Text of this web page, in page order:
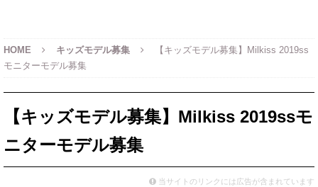
HOME キッズモデル募集
【キッズモデル募集】Milkiss 2019ss
モニターモデル募集
【キッズモデル募集】Milkiss 2019ssモ
ニターモデル募集
当サイトのリンクには広告が含まれています